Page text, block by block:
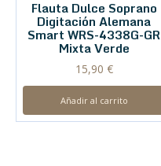
Flauta Dulce Soprano
Digitación Alemana
Smart WRS-4338G-GR
Mixta Verde
15,90 €
Añadir al carrito